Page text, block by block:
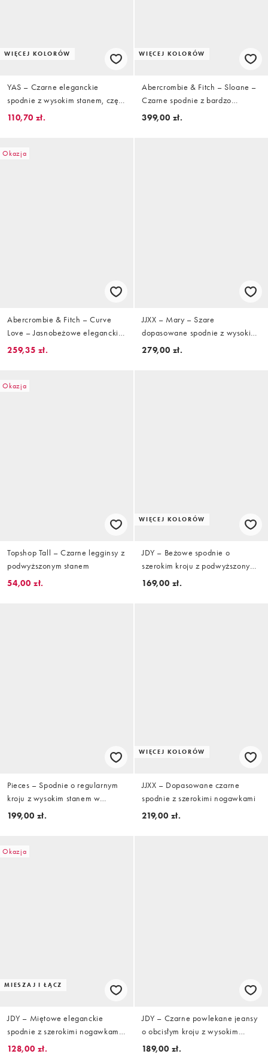
WIĘCEJ KOLORÓW
YAS – Czarne eleganckie
spodnie z wysokim stanem, część
zestawu
110,70 zł.
WIĘCEJ KOLORÓW
Abercrombie & Fitch – Sloane –
Czarne spodnie z bardzo
wysokim stanem
399,00 zł.
Okazja
Abercrombie & Fitch – Curve
Love – Jasnobeżowe eleganckie
lniane spodnie z podwyższonym
259,35 zł.
JJXX – Mary – Szare
dopasowane spodnie z wysokim
stanem
279,00 zł.
Okazja
Topshop Tall – Czarne legginsy z
podwyższonym stanem
54,00 zł.
WIĘCEJ KOLORÓW
JDY – Beżowe spodnie o
szerokim kroju z podwyższonym
stanem, część zestawu
169,00 zł.
Pieces – Spodnie o regularnym
kroju z wysokim stanem w
panterkę
199,00 zł.
WIĘCEJ KOLORÓW
JJXX – Dopasowane czarne
spodnie z szerokimi nogawkami
219,00 zł.
Okazja
MIESZAJ I ŁĄCZ
JDY – Miętowe eleganckie
spodnie z szerokimi nogawkami i
podwyższonym stanem
128,00 zł.
JDY – Czarne powlekane jeansy
o obcisłym kroju z wysokim
stanem
189,00 zł.